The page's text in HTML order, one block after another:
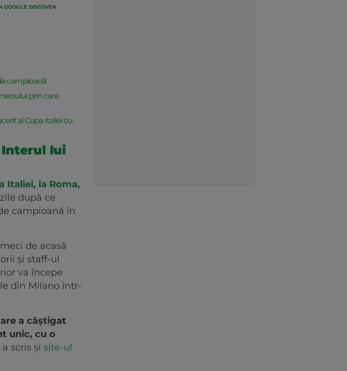
GOOGLE DISCOVER
campioană
prin care
și Cupa Italiei cu
Interul lui
Italiei, la Roma,
după ce
campioană în
de acasă
și staff-ul
va începe
din Milano într-
a câștigat
unic, cu o
a scris și site-ul